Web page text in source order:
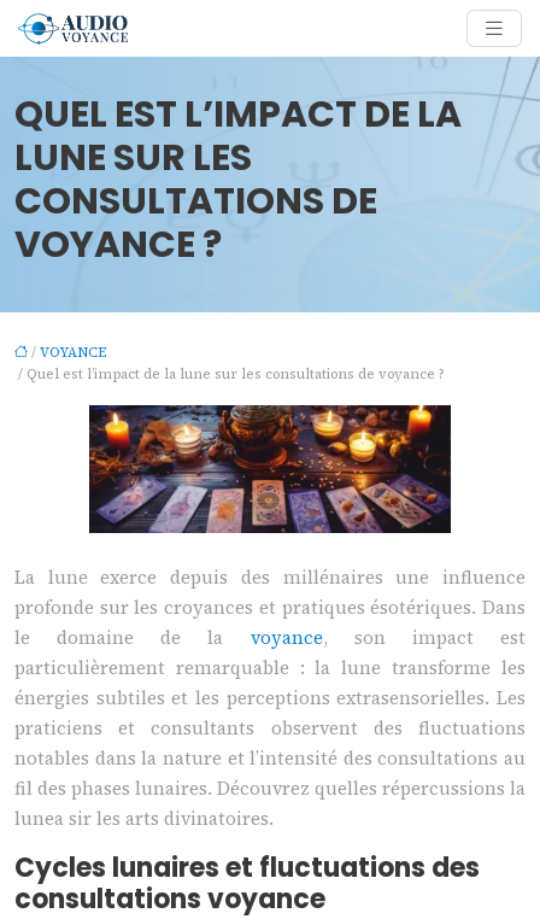
QUEL EST L’IMPACT DE LA
LUNE SUR LES
CONSULTATIONS DE
VOYANCE ?
/ VOYANCE
/ Quel est l’impact de la lune sur les consultations de voyance ?
La lune exerce depuis des millénaires une influence
profonde sur les croyances et pratiques ésotériques. Dans
le domaine de la voyance, son impact est
particulièrement remarquable : la lune transforme les
énergies subtiles et les perceptions extrasensorielles. Les
praticiens et consultants observent des fluctuations
notables dans la nature et l’intensité des consultations au
fil des phases lunaires. Découvrez quelles répercussions la
lunea sir les arts divinatoires.
Cycles lunaires et fluctuations des
consultations voyance